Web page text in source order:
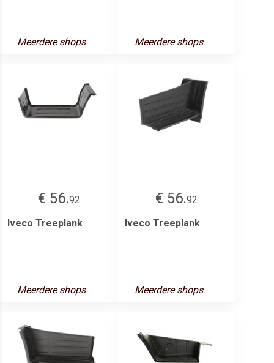
Meerdere shops Meerdere shops
€ 56.92
Iveco Treeplank
Meerdere shops
€ 56.92
Iveco Treeplank
Meerdere shops